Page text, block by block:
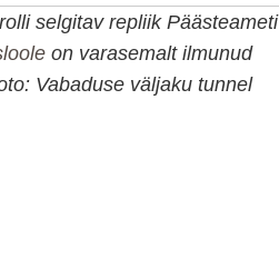
selgitav repliik Päästeameti
on varasemalt ilmunud
Vabaduse väljaku tunnel